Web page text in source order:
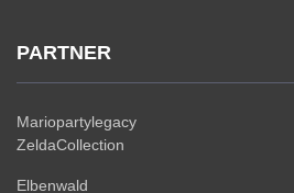
PARTNER
Mariopartylegacy
ZeldaCollection
Elbenwald